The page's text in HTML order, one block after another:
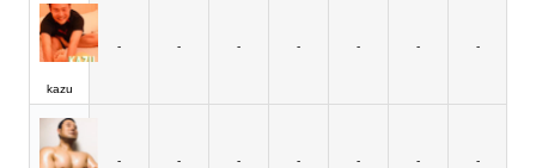
kazu
- - - - - - -
- - - - - - -